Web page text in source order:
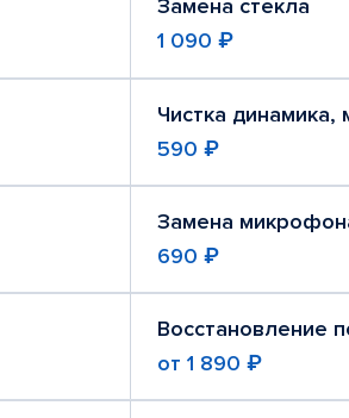
Замена стекла
1 090 ₽
Чистка
590 ₽
Замена
690 ₽
Восстановление
от 1 890 ₽